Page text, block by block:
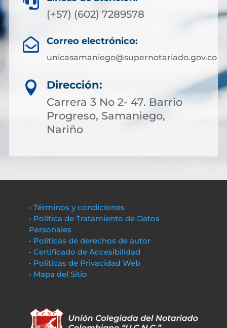
(+57) (602) 7289578
 Correo electrónico:
unicasamaniego@supernotariado.gov.co

Dirección:
Carrera 3 No 2- 47. Barrio
Progreso, Samaniego,
Nariño
• Términos y condiciones
• Política de Tratamiento de Datos
Personales
• Políticas de derechos de autor
• Certificado de Accesibilidad
• Políticas de Privacidad Web
• Mapa del Sitio